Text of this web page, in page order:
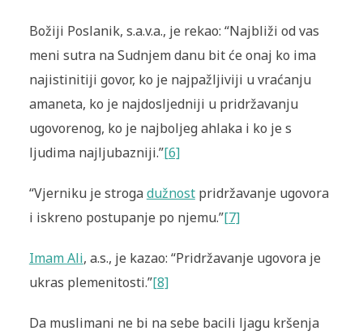
Božiji Poslanik, s.a.v.a., je rekao: “Najbliži od vas
meni sutra na Sudnjem danu bit će onaj ko ima
najistinitiji govor, ko je najpažljiviji u vraćanju
amaneta, ko je najdosljedniji u pridržavanju
ugovorenog, ko je najboljeg ahlaka i ko je s
ljudima najljubazniji.”[6]
“Vjerniku je strogadužnostpridržavanje ugovora
i iskreno postupanje po njemu.”[7]
Imam Ali, a.s., je kazao: “Pridržavanje ugovora je
ukras plemenitosti.”[8]
Da muslimani ne bi na sebe bacili ljagu kršenja